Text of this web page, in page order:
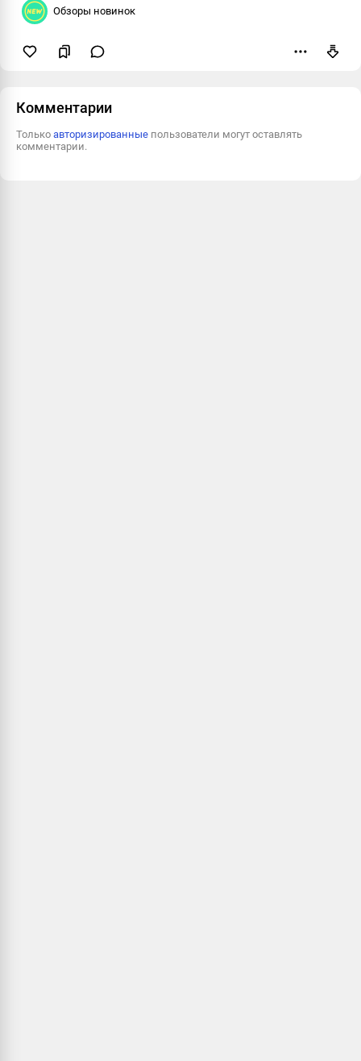
Обзоры новинок
Комментарии
Только авторизированные пользователи могут оставлять
комментарии.